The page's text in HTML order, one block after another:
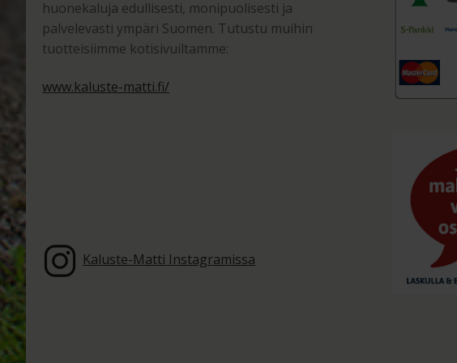
huonekaluja edullisesti, monipuolisesti ja
palvelevasti ympäri Suomen. Tutustu muihin
tuotteisiimme kotisivuiltamme:
www.kaluste-matti.fi/
Kaluste-Matti Instagramissa